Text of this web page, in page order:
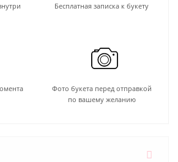
Бесплатная записка к букету
Фото букета перед отправкой
по вашему желанию